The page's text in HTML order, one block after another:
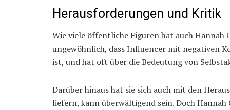
Herausforderungen und Kritik
Wie viele öffentliche Figuren hat auch
ungewöhnlich, dass Influencer mit negativen
ist, und hat oft über die Bedeutung von
Darüber hinaus hat sie sich auch mit den
liefern, kann überwältigend sein. Doch